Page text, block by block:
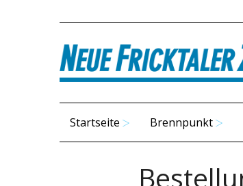
Startseite Brennpunkt